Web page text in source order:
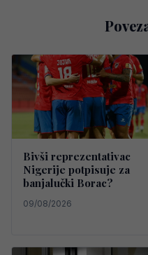
Bivši reprezentativac
Nigerije potpisuje za
banjalučki Borac?
09/08/2026